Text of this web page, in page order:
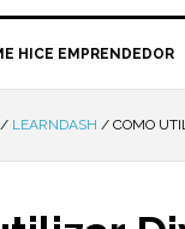
HICE EMPRENDEDOR
/ LEARNDASH / COMO